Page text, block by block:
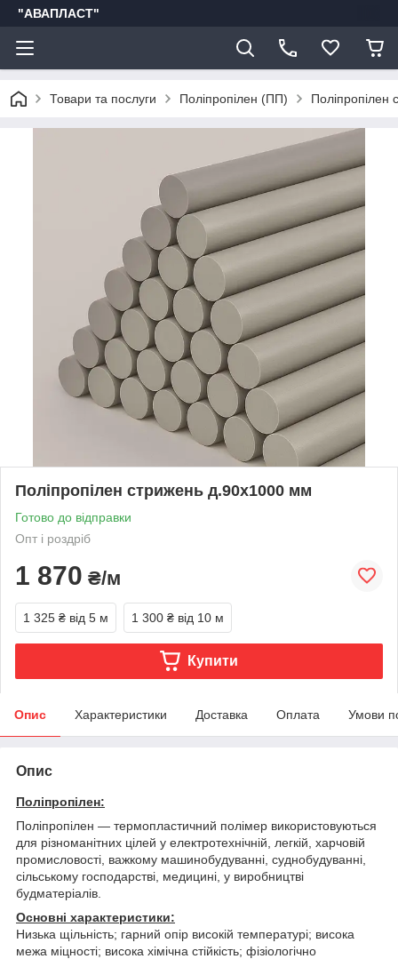
"АВАПЛАСТ"
Товари та послуги Поліпропілен (ПП) Поліпропілен
Поліпропілен стрижень д.90х1000 мм
Готово до відправки
Опт і роздріб
1 870 ₴/м
1 325 ₴ від 5 м 1 300 ₴ від 10 м
Купити
Опис Характеристики Доставка Оплата Умови
Опис
Поліпропілен:
Поліпропілен — термопластичний полімер використовуються
для різноманітних цілей у електротехнічній, легкій, харчовій
промисловості, важкому машинобудуванні, суднобудуванні,
сільському господарстві, медицині, у виробництві
будматеріалів.
Основні характеристики:
Низька щільність; гарний опір високій температурі; висока
межа міцності; висока хімічна стійкість; фізіологічно